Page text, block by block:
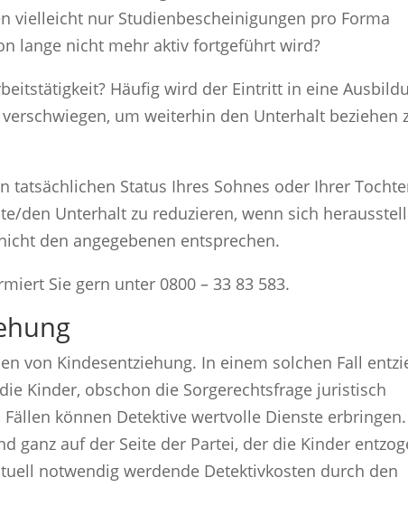
vielleicht nur Studienbescheinigungen pro Forma
lange nicht mehr aktiv fortgeführt wird?
Häufig wird der Eintritt in eine
um weiterhin den Unterhalt beziehen
tatsächlichen Status Ihres Sohnes oder Ihrer
den Unterhalt zu reduzieren, wenn sich
den angegebenen entsprechen.
Sie gern unter 0800 – 33 83 583.
von Kindesentziehung. In einem solchen Fall
Kinder, obschon die Sorgerechtsfrage juristisch
können Detektive wertvolle Dienste erbringen.
ganz auf der Seite der Partei, der die Kinder
notwendig werdende Detektivkosten durch den